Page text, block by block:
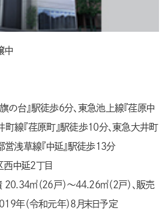
中
の台』駅徒歩6分、東急池上線『荏原中
町線『荏原町』駅徒歩10分、東急大井町
営浅草線『中延』駅徒歩13分
中延2丁目
㎡（26戸）～44.26㎡（2戸）、販売
年（令和元年）8月末日予定